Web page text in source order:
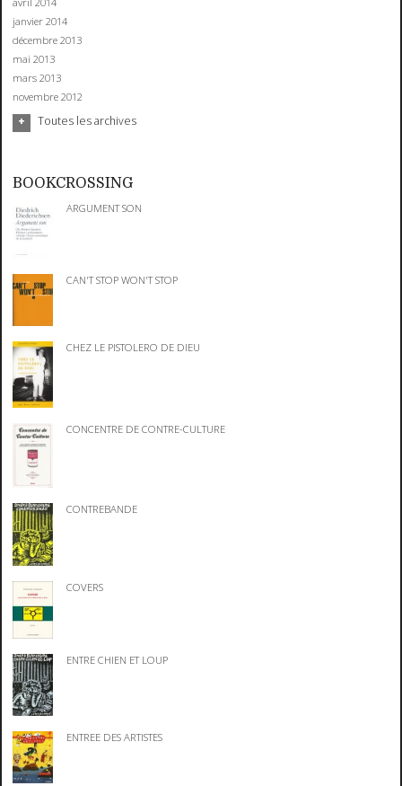
janvier 2014
décembre 2013
mai 2013
mars 2013
novembre 2012
Toutes les archives
BOOKCROSSING
ARGUMENT SON
CAN'T STOP WON'T STOP
CHEZ LE PISTOLERO DE DIEU
CONCENTRE DE CONTRE-CULTURE
CONTREBANDE
COVERS
ENTRE CHIEN ET LOUP
ENTREE DES ARTISTES